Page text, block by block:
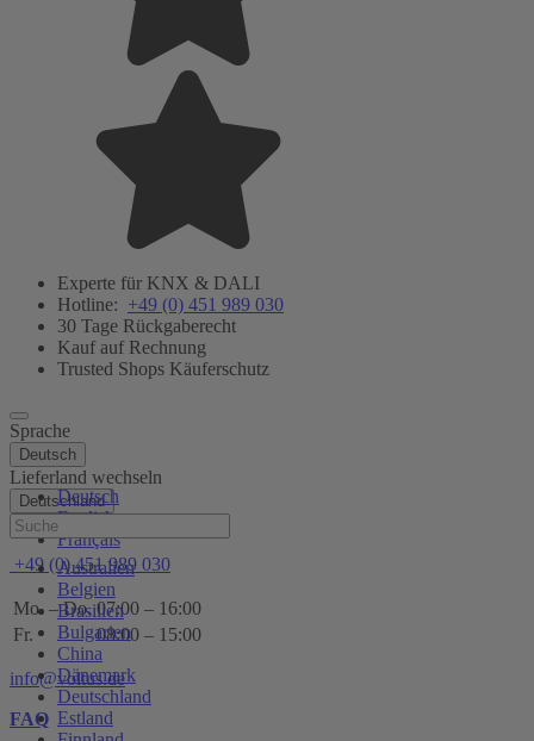
Experte für KNX & DALI
Hotline: +49 (0) 451 989 030
30 Tage Rückgaberecht
Kauf auf Rechnung
Trusted Shops Käuferschutz
Sprache
Deutsch
Deutsch
English
Français
Lieferland wechseln
Deutschland
Australien
Belgien
Brasilien
Bulgarien
China
Dänemark
Deutschland
Estland
Hilfe
+49 (0) 451 989 030
Mo. – Do. 07:00 – 16:00
Fr.
08:00 – 15:00
info@voltus.de
FAQ